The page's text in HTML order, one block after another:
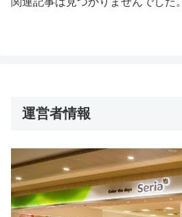
運営者情報